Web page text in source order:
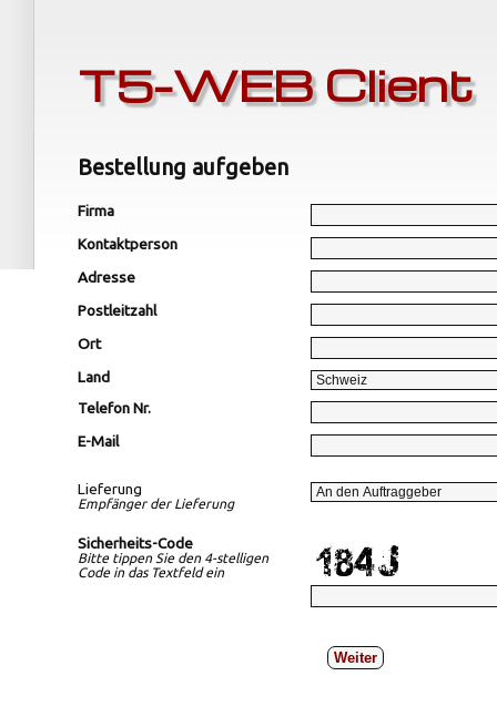
T5-WEB Client
Bestellung aufgeben
Firma
Kontaktperson
Adresse
Postleitzahl
Ort
Land
Telefon Nr.
E-Mail
Lieferung
Empfänger der Lieferung
Sicherheits-Code
Bitte tippen Sie den 4-stelligen
Code in das Textfeld ein
Weiter